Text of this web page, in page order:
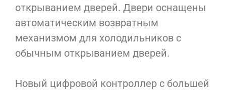
открыванием дверей. Двери оснащены
автоматическим возвратным
механизмом для холодильников с
обычным открыванием дверей.
Новый цифровой контроллер с большей